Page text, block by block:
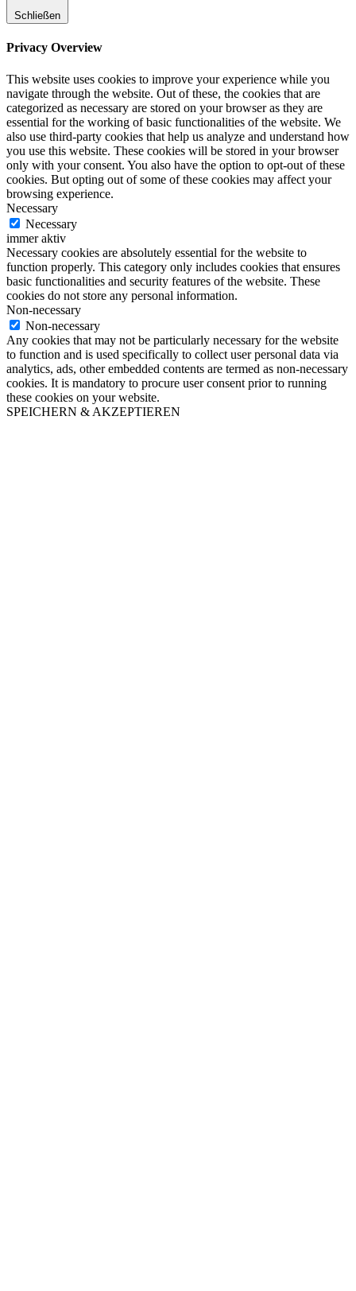
Schließen
Privacy Overview
This website uses cookies to improve your experience while you
navigate through the website. Out of these, the cookies that are
categorized as necessary are stored on your browser as they are
essential for the working of basic functionalities of the website. We
also use third-party cookies that help us analyze and understand how
you use this website. These cookies will be stored in your browser
only with your consent. You also have the option to opt-out of these
cookies. But opting out of some of these cookies may affect your
browsing experience.
Necessary
Necessary
immer aktiv
Necessary cookies are absolutely essential for the website to
function properly. This category only includes cookies that ensures
basic functionalities and security features of the website. These
cookies do not store any personal information.
Non-necessary
Non-necessary
Any cookies that may not be particularly necessary for the website
to function and is used specifically to collect user personal data via
analytics, ads, other embedded contents are termed as non-necessary
cookies. It is mandatory to procure user consent prior to running
these cookies on your website.
SPEICHERN & AKZEPTIEREN